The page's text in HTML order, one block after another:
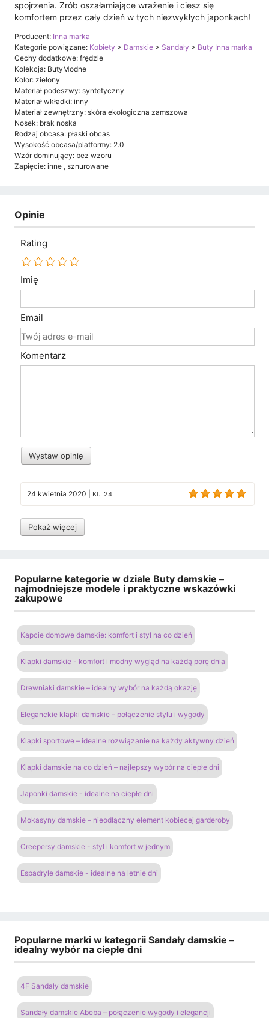
spojrzenia. Zrób oszałamiające wrażenie i ciesz się
komfortem przez cały dzień w tych niezwykłych japonkach!
Producent: Inna marka
Kategorie powiązane: Kobiety > Damskie > Sandały > Buty Inna marka
Cechy dodatkowe: frędzle
Kolekcja: ButyModne
Kolor: zielony
Materiał podeszwy: syntetyczny
Materiał wkładki: inny
Materiał zewnętrzny: skóra ekologiczna zamszowa
Nosek: brak noska
Rodzaj obcasa: płaski obcas
Wysokość obcasa/platformy: 2.0
Wzór dominujący: bez wzoru
Zapięcie: inne , sznurowane
Opinie
Rating
Imię
Email
Komentarz
Wystaw opinię
24 kwietnia 2020 Kl...24
Pokaż więcej
Popularne kategorie w dziale Buty damskie –
najmodniejsze modele i praktyczne wskazówki
zakupowe
Kapcie domowe damskie: komfort i styl na co dzień
Klapki damskie - komfort i modny wygląd na każdą porę dnia
Drewniaki damskie – idealny wybór na każdą okazję
Eleganckie klapki damskie – połączenie stylu i wygody
Klapki sportowe – idealne rozwiązanie na każdy aktywny dzień
Klapki damskie na co dzień – najlepszy wybór na ciepłe dni
Japonki damskie - idealne na ciepłe dni
Mokasyny damskie – nieodłączny element kobiecej garderoby
Creepersy damskie - styl i komfort w jednym
Espadryle damskie - idealne na letnie dni
Popularne marki w kategorii Sandały damskie –
idealny wybór na ciepłe dni
4F Sandały damskie
Sandały damskie Abeba – połączenie wygody i elegancji